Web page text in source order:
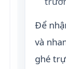
Để
và
ghé